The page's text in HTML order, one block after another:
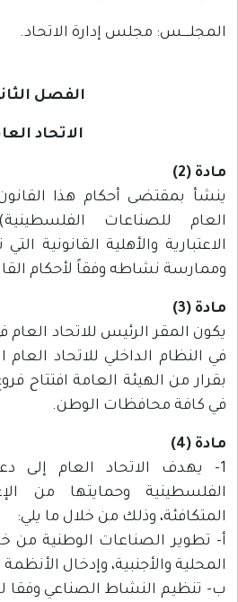
المجلــــس: مجلس إدارة الاتحاد.
الفصل
الاتحاد
مادة (2)
ينشأ بمقتضى أحكام هذا
العام للصناعات
الاعتبارية والأهلية القانونية
وممارسة نشاطه وفقاً لأحكام
مادة (3)
يكون المقر الرئيس للاتحاد
في النظام الداخلي للاتحاد العام
بقرار من الهيئة العامة افتتاح
في كافة محافظات الوطن.
مادة (4)
1- يهدف الاتحاد العام إلى
الفلسطينية وحمايتها من
المتكافئة، وذلك من خلال ما يلي:
أ- تطوير الصناعات الوطنية من
المحلية والأجنبية، وإدخال
ب- تنظيم النشاط الصناعي وفقا